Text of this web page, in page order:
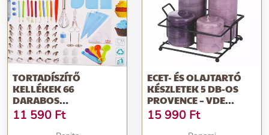
TORTADÍSZÍTŐ
KELLÉKEK 66
DARABOS
TORTADÍSZÍTŐ
KÉSZLETEK
11 590 Ft
ECET- ÉS OLAJTARTÓ
KÉSZLETEK 5 DB-OS
PROVENCE – VDE
TIVOLI 1996
15 990 Ft